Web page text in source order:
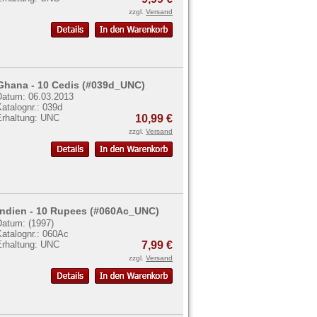
zzgl. Versand
- 10 Cedis (#039d_UNC)
06.03.2013
039d
UNC
10,99 €
zzgl. Versand
- 10 Rupees (#060Ac_UNC)
(1997)
060Ac
UNC
7,99 €
zzgl. Versand